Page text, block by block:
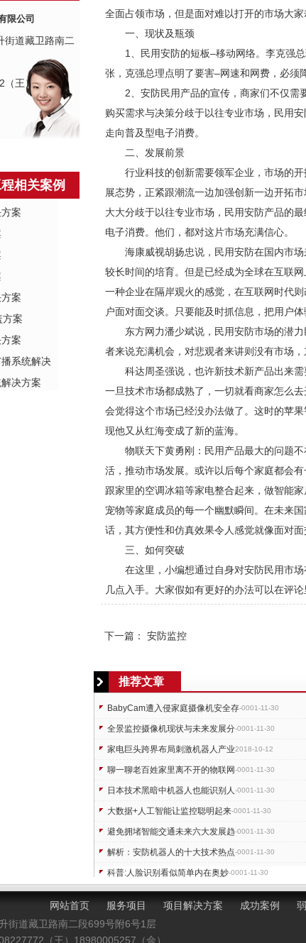
限公司
街道藏卫路南二
（王）
相关案例
案
案
方案
案
系统解决
决方案
全面占领市场，但是面对难以打开的市场大
一、现状及瓶颈
1、民用安防的短板–移动网络。李克强
张，克强总理点明了要害–网速和网费，必须
2、 安防民用产品的宣传，商家们不仅需
购买需求与决策分歧于以往专业市场，民用安
走向普及型电子消费。
二、发展前景
行业科技的创新需要领军企业，市场的
展态势，正紧跟潮流一边加强创新一边开拓
大大分歧于以往专业市场，民用安防产品的
电子消费。他们，都对这片市场充满信心。
海康威视胡扬忠说，民用安防在国内市
较长时间的培育。但是已经成为全球在互联
一种企业在隔岸观火的感觉，在互联网时代
户面对面交谈。只要能及时抓信息，把用户
东方网力潘少斌说，民用安防市场的潜
者来说充满机会，对悲观者来讲则没有市场
科达周圣强说，也许新技术新产品出来
一旦技术市场都成熟了，一切就看商家怎么
会觉得这个市场已经没办法做了。这时的苹
现他又从红海变成了新的蓝海。
物联天下黄勇刚：民用产品最大的问题
活，推动市场发展。或许以后每个家庭都会
跟家里的空调冰箱等家电整合起来，做智能
宠物等家庭成员的每一个幽默瞬间。在未来
话，其方便性和仿真效果令人感觉就像面对面
三、如何突破
在这里，小编想通过自身对安防民用市
几点入手。大家假如有更好的办法可以在评
下一篇： 安防监控
推荐文章
BabyCam遭入侵家庭摄像机安全存-0001-11-30
全景监控摄像机现状与未来发展分-0001-11-30
家电巨头跨界布局刺激机器人产业2018-10-12
聊一聊老百姓家里离不开的物联网-0001-11-30
日本技术黑暗中机器人也能识别人-0001-11-30
大数据+人工智能让监控聪明起来-0001-11-30
避免拥堵智能交通未来六大发展趋-0001-11-30
解析：安防机器人的十大技术热点-0001-11-30
科普:人脸识别看似简单内在奥妙-0001-11-30
防盗报警器采购诀窍警号内置可靠-0001-11-30
网站首页 服务项目 项目解决方案 成功案例
街道藏卫路南二段699号附6号1层
（王）18980005257（佘）